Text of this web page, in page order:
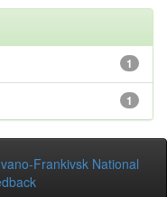
1
1
Frankivsk National